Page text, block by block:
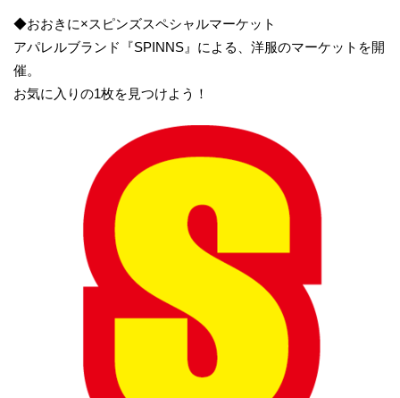
◆おおきに×スピンズスペシャルマーケット
アパレルブランド『SPINNS』による、洋服のマーケットを開
催。
お気に入りの1枚を見つけよう！